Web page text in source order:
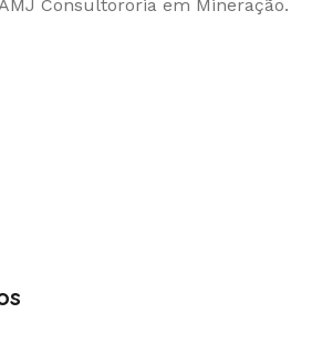
Consultororia em Mineração.